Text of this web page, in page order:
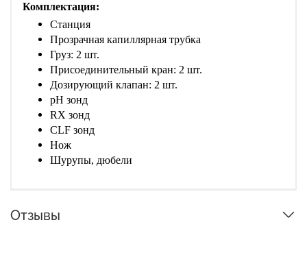
Комплектация:
Станция
Прозрачная капиллярная трубка
Груз: 2 шт.
Присоединительный кран: 2 шт.
Дозирующий клапан: 2 шт.
pH зонд
RX зонд
CLF зонд
Нож
Шурупы, дюбели
Отзывы